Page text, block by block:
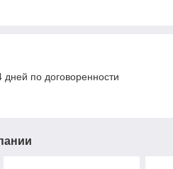
дней по договоренности